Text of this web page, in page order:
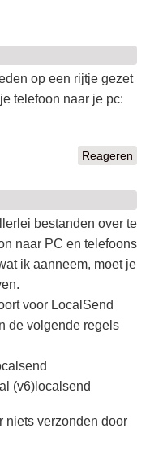
op een rijtje gezet
telefoon naar je pc:
Reageren
bestanden over te
naar PC en telefoons
ik aanneem, moet je
voor LocalSend
de volgende regels
(v6)localsend
niets verzonden door